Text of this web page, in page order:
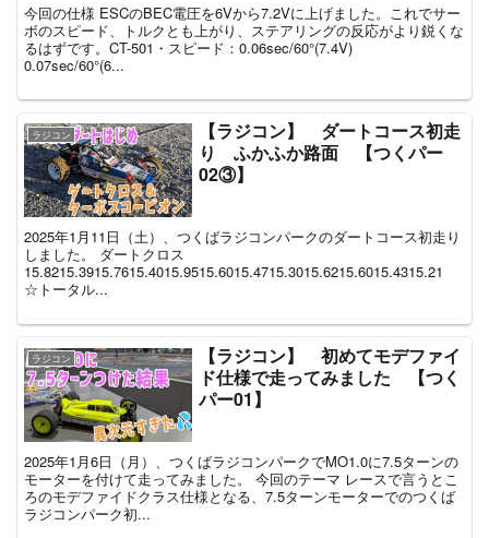
今回の仕様 ESCのBEC電圧を6Vから7.2Vに上げました。これでサー
ボのスピード、トルクとも上がり、ステアリングの反応がより鋭くな
るはずです。CT-501・スピード：0.06sec/60°(7.4V)
0.07sec/60°(6...
ラジコン
【ラジコン】 ダートコース初走
り ふかふか路面 【つくパー
02③】
2025年1月11日（土）、つくばラジコンパークのダートコース初走り
しました。 ダートクロス
15.8215.3915.7615.4015.9515.6015.4715.3015.6215.6015.4315.21
☆トータル...
ラジコン
【ラジコン】 初めてモデファイ
ド仕様で走ってみました 【つく
パー01】
2025年1月6日（月）、つくばラジコンパークでMO1.0に7.5ターンの
モーターを付けて走ってみました。 今回のテーマ レースで言うとこ
ろのモデファイドクラス仕様となる、7.5ターンモーターでのつくば
ラジコンパーク初...